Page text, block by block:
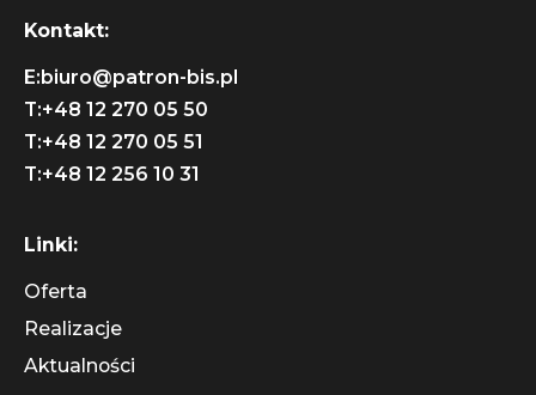
Kontakt:
E:biuro@patron-bis.pl
T:+48 12 270 05 50
T:+48 12 270 05 51
T:+48 12 256 10 31
Linki:
Oferta
Realizacje
Aktualności